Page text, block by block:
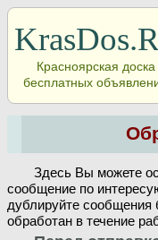
Красноярская доска
бесплатных
Здесь Вы можете
сообщение по
дублируйте сообщения
обработан в течение